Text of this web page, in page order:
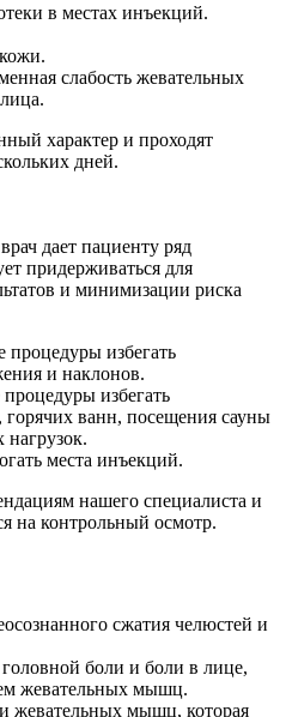
в местах инъекций.
слабость жевательных
характер и проходят
дней.
дает пациенту ряд
придерживаться для
и минимизации риска
процедуры избегать
и наклонов.
избегать
горячих ванн, посещения сауны
места инъекций.
нашего специалиста и
на контрольный осмотр.
сжатия челюстей и
боли и боли в лице,
жевательных мышц.
жевательных мышц, которая